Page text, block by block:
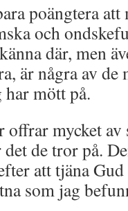
poängtera att
och
där, men
är några av de
mött på.
offrar mycket
de tror på.
att tjäna
som jag